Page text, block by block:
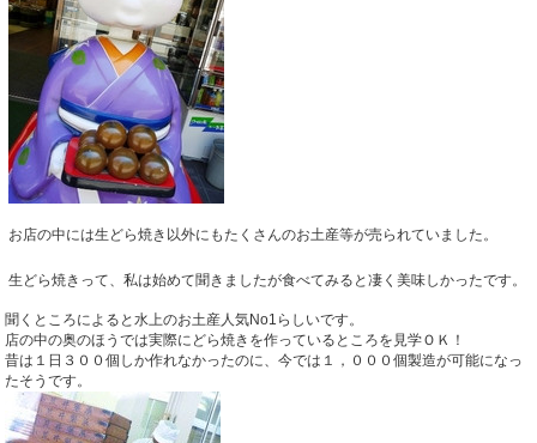
お店の中には生どら焼き以外にもたくさんのお土産等が売られていました。
生どら焼きって、私は始めて聞きましたが食べてみると凄く美味しかったです。
聞くところによると水上のお土産人気No1らしいです。
店の中の奥のほうでは実際にどら焼きを作っているところを見学ＯＫ！
昔は１日３００個しか作れなかったのに、今では１，０００個製造が可能になっ
たそうです。